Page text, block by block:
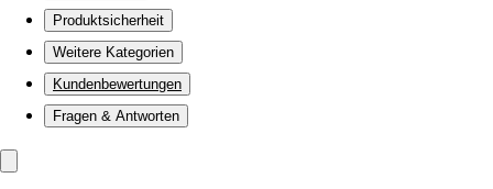
Produktsicherheit
Weitere Kategorien
Kundenbewertungen
Fragen & Antworten